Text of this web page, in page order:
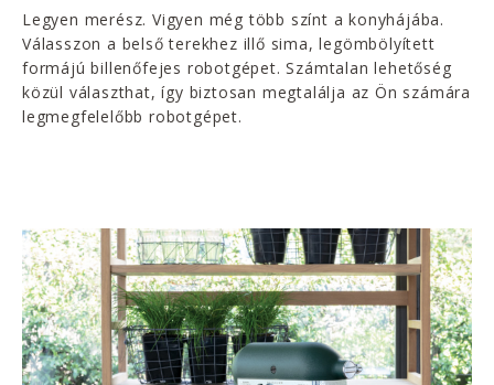
Legyen merész. Vigyen még több színt a konyhájába.
Válasszon a belső terekhez illő sima, legömbölyített
formájú billenőfejes robotgépet. Számtalan lehetőség
közül választhat, így biztosan megtalálja az Ön számára
legmegfelelőbb robotgépet.